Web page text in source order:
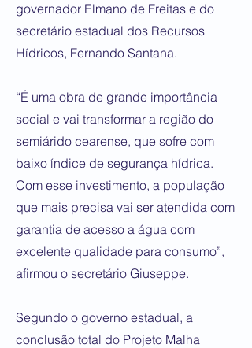
governador Elmano de Freitas e do
secretário estadual dos Recursos
Hídricos, Fernando Santana.
“É uma obra de grande importância
social e vai transformar a região do
semiárido cearense, que sofre com
baixo índice de segurança hídrica.
Com esse investimento, a população
que mais precisa vai ser atendida com
garantia de acesso a água com
excelente qualidade para consumo”,
afirmou o secretário Giuseppe.
Segundo o governo estadual, a
conclusão total do Projeto Malha